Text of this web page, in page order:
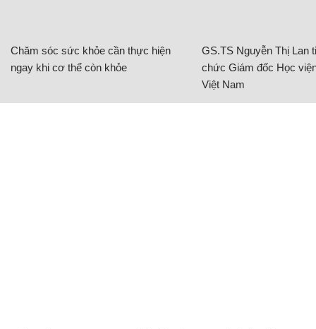
Chăm sóc sức khỏe cần thực hiện
ngay khi cơ thể còn khỏe
GS.TS Nguyễn Thị Lan
chức Giám đốc Học
Việt Nam